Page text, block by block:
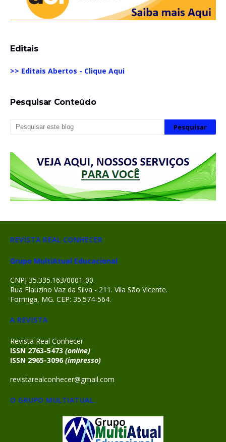
Editais
>> Editais Abertos - Clique Aqui
Pesquisar Conteúdo
REVISTA REAL CONHECER
Grupo MultiAtual Educacional
CNPJ 35.335.163/0001-00.
Rua Flauzino Vaz da Silva - 211. Vila São Vicente.
Formiga, MG. CEP: 35.574-564.
A REVISTA
Revista Real Conhecer
ISSN 2763-5473 (online)
ISSN 2965-3096(impresso)
revistarealconhecer@gmail.com
O GRUPO MULTIATUAL